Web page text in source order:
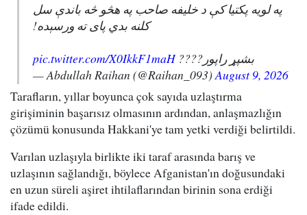
په لویه پکتیا کې د خلیفه صاحب په هڅو څه باندې سل
کلنه بدي پای ته ورسېده!
بشپړ راپور????pic.twitter.com/X0IkkF1maH
— Abdullah Raihan (@Raihan_093)August 9, 2026
Tarafların, yıllar boyunca çok sayıda uzlaştırma
girişiminin başarısız olmasının ardından, anlaşmazlığın
çözümü konusunda Hakkani'ye tam yetki verdiği belirtildi.
Varılan uzlaşıyla birlikte iki taraf arasında barış ve
uzlaşının sağlandığı, böylece Afganistan'ın doğusundaki
en uzun süreli aşiret ihtilaflarından birinin sona erdiği
ifade edildi.